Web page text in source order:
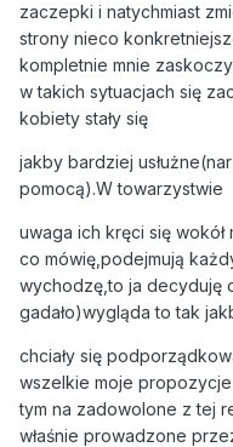
zaczepki i natychmiast
strony nieco
kompletnie mnie
w takich sytuacjach się
kobiety stały się
jakby bardziej
pomocą).W towarzystwie
uwaga ich kręci się wokół
co mówię,podejmują
wychodzę,to ja decyduję
gadało)wygląda to tak
chciały się
wszelkie moje
tym na zadowolone z tej
właśnie prowadzone